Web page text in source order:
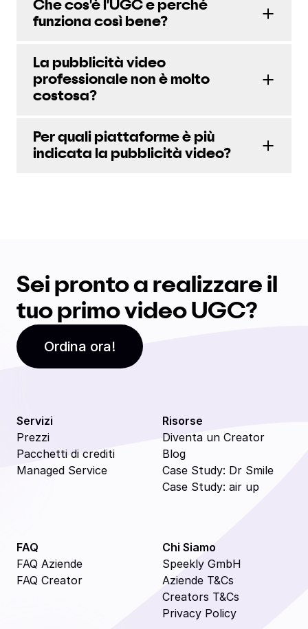
Che cos'è l'UGC e perché
funziona così bene?
La pubblicità video
professionale non è molto
costosa?
Per quali piattaforme è più
indicata la pubblicità video?
Sei pronto a realizzare il
tuo primo video UGC?
Ordina ora!
Servizi
Prezzi
Pacchetti di crediti
Managed Service
Risorse
Diventa un Creator
Blog
Case Study: Dr Smile
Case Study: air up
FAQ
FAQ Aziende
FAQ Creator
Chi Siamo
Speekly GmbH
Aziende T&Cs
Creators T&Cs
Privacy Policy